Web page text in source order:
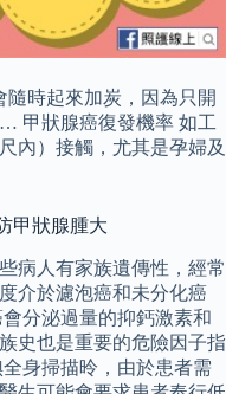
時起來加炭，因為只開
甲狀腺癌復發機率 如工
內）接觸，尤其是孕婦及
甲狀腺腫大
病人有家族遺傳性，經常
介於濾泡癌和未分化癌
分泌過量的抑鈣激素和
史也是重要的危險因子指
身掃描昤，由於患者需